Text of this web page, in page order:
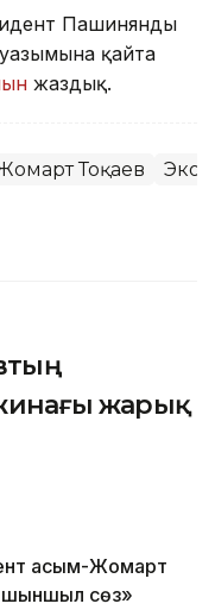
Пашинянды
қайта
жаздық.
Тоқаев
жарық
Қасым-Жомарт
шыншыл сөз»